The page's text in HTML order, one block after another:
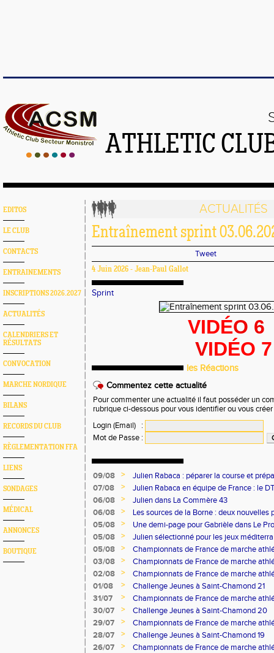
ATHLETIC
EDITOS
LE CLUB
CONTACTS
ENTRAINEMENTS
INSCRIPTIONS 2026.2027
ACTUALITÉS
CALENDRIERS ET
RÉSULTATS
CONVOCATION
MARCHE NORDIQUE
BILANS
RECORDS DU CLUB
RÈGLEMENTATION FFA
LIENS
SONDAGES
MÉDICAL
ANNONCES
BOUTIQUE
ACTUALITÉS
Entraînement sprint
Tweet
4 Juin 2026 - Jean-Paul Gallot
Sprint
VIDÉO 6
VIDÉO 7
les Réactions
Commentez cette actualité
Pour commenter une actualité il faut posséder un
rubrique ci-dessous pour vous identifier ou vous
Login (Email)
:
Mot de Passe :
09/08 >
Julien Rabaca : péparer la course et
07/08
>
Julien Rabaca en équipe de France : le
06/08
>
Julien dans La Commère 43
06/08
>
Les sources de la Borne : deux nouvelles
05/08
>
Une demi-page pour Gabrièle dans Le
05/08
>
Julien sélectionné pour les jeux
05/08
>
Championnats de France de marche
03/08
>
Championnats de France de marche
02/08
>
Championnats de France de marche
01/08
>
Challenge Jeunes à Saint-Chamond 21
31/07
>
Championnats de France de marche
30/07
>
Challenge Jeunes à Saint-Chamond 20
29/07
>
Championnats de France de marche
28/07
>
Challenge Jeunes à Saint-Chamond 19
26/07
>
Championnats de France de marche